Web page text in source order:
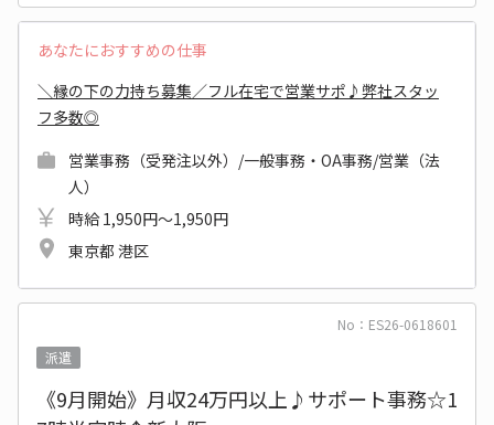
あなたにおすすめの仕事
＼縁の下の力持ち募集／フル在宅で営業サポ♪弊社スタッ
フ多数◎
営業事務（受発注以外）/一般事務・OA事務/営業（法
人）
時給 1,950円～1,950円
東京都 港区
No：ES26-0618601
派遣
《9月開始》月収24万円以上♪サポート事務☆1